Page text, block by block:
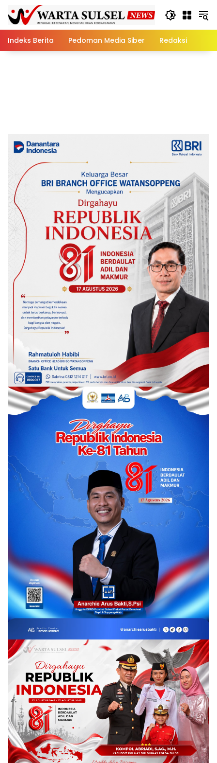
content
Indeks Berita
Pedoman Media Siber Redaksi